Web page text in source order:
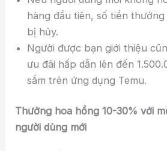
hàng đầu tiên, số tiền thưởng
bị hủy.
Người được bạn giới thiệu
ưu đãi hấp dẫn lên đến
sắm trên ứng dụng Temu.
Thưởng hoa hồng 10-30% với
người dùng mới